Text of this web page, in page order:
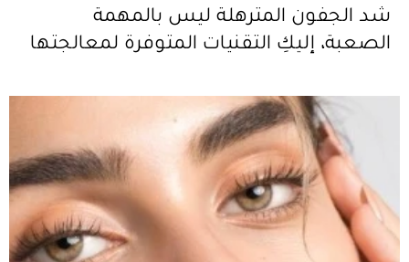
شد الجفون المترهلة ليس بالمهمة
الصعبة، إليكِ التقنيات المتوفرة لمعالجتها